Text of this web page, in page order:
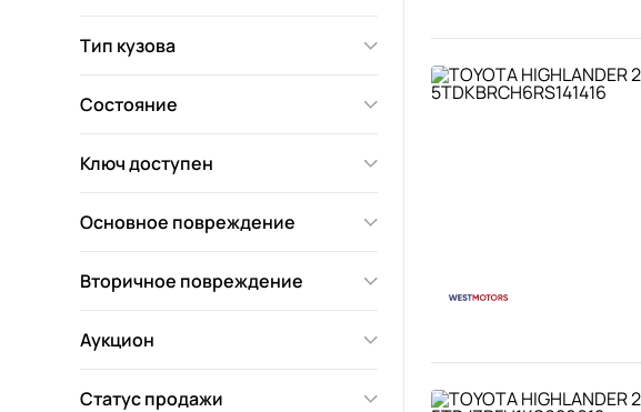
Тип кузова
Состояние
Ключ доступен
Основное повреждение
Вторичное повреждение
Аукцион
Статус продажи